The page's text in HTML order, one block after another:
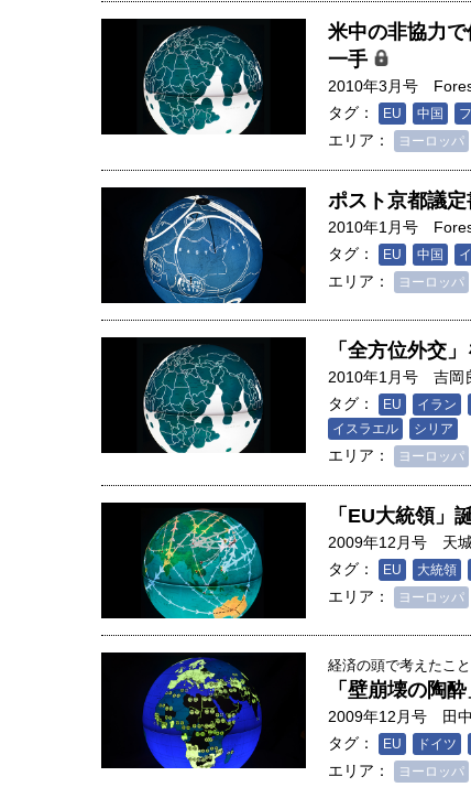
米中の非協力
一手
2010年3月号
タグ：
EU 中国
エリア： ヨーロッパ
ポスト京都議
2010年1月号
タグ：
EU 中国
エリア： ヨーロッパ
「全方位外交
2010年1月号
吉岡
タグ：
EU イラン
イスラエル
シリア
エリア： ヨーロッパ
「EU大統領」
2009年12月号
天
タグ：
EU 大統領
エリア： ヨーロッパ
経済の頭で考えたこ
「壁崩壊の陶
2009年12月号
田
タグ：
EU ドイツ
エリア： ヨーロッパ
人は「地上の太陽」を手に
合発電の現在地――実現・普
界像」｜江尻晶・東京大学
創成科学研究科教授（4）｜